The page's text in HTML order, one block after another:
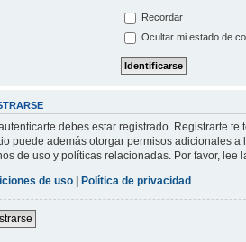
Recordar
Ocultar mi estado de
debes estar registrado. Registrarte
puede además otorgar permisos adicionales
de uso y políticas relacionadas. Por favor, lee
de uso | Política de privacidad